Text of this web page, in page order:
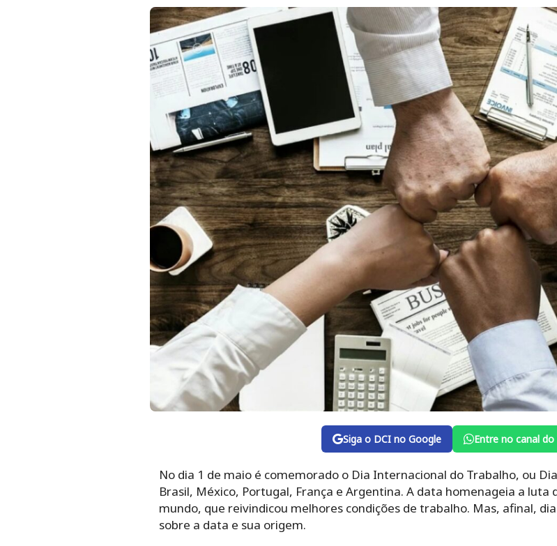
Siga o DCI no Google Entre no canal
No dia 1 de maio é comemorado o Dia Internacional do Trabalho, ou
Brasil, México, Portugal, França e Argentina. A data homenageia a
mundo, que reivindicou melhores condições de trabalho. Mas, afinal,
sobre a data e sua origem.